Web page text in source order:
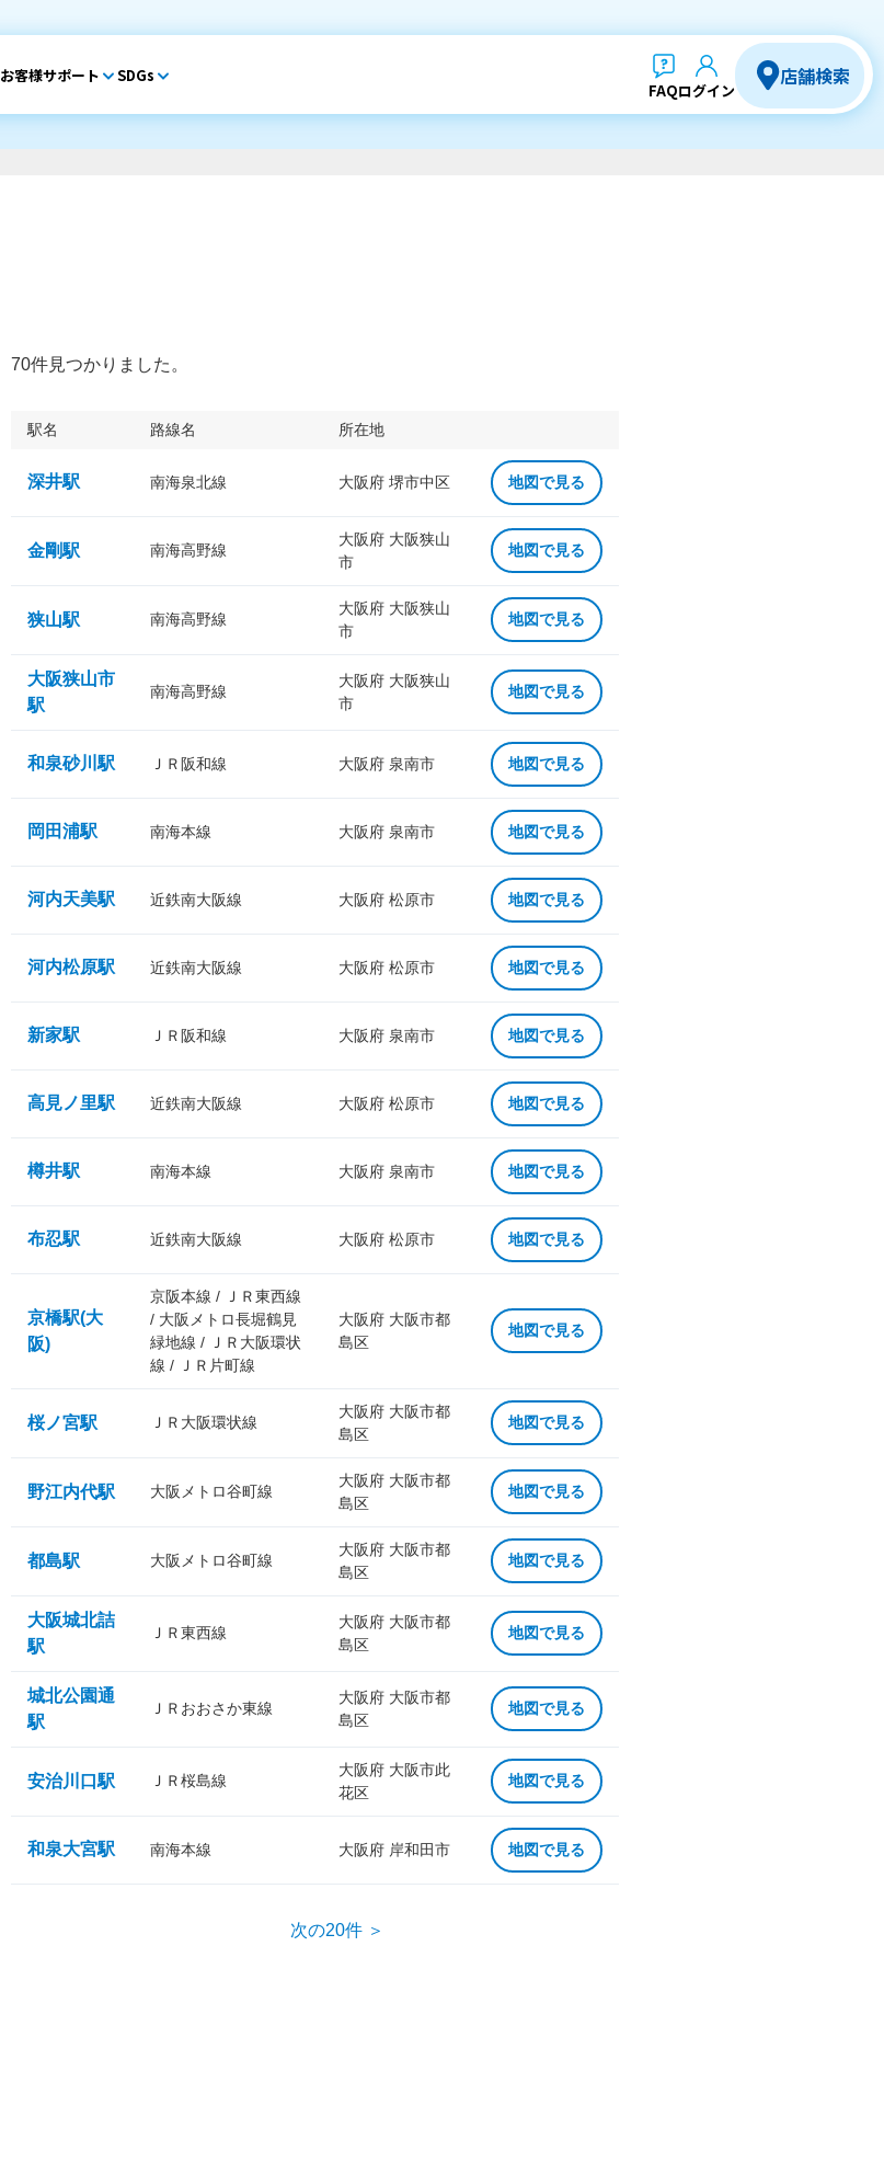
お客様サポート SDGs
FAQログイン
店舗検索
70件見つかりました。
駅名 路線名 所在地
深井駅 南海泉北線 大阪府 堺市中区 地図で見る
金剛駅 南海高野線
大阪府 大阪狭山
市
地図で見る
狭山駅 南海高野線
大阪府 大阪狭山
市
地図で見る
大阪狭山市
駅
南海高野線
大阪府 大阪狭山
市
地図で見る
和泉砂川駅 ＪＲ阪和線 大阪府 泉南市 地図で見る
岡田浦駅 南海本線 大阪府 泉南市 地図で見る
河内天美駅 近鉄南大阪線 大阪府 松原市 地図で見る
河内松原駅 近鉄南大阪線 大阪府 松原市 地図で見る
新家駅 ＪＲ阪和線 大阪府 泉南市 地図で見る
高見ノ里駅 近鉄南大阪線 大阪府 松原市 地図で見る
樽井駅 南海本線 大阪府 泉南市 地図で見る
布忍駅 近鉄南大阪線 大阪府 松原市 地図で見る
京橋駅(大
阪)
京阪本線 / ＪＲ東西線
/ 大阪メトロ長堀鶴見
緑地線 / ＪＲ大阪環状
線 / ＪＲ片町線
大阪府 大阪市都
島区
地図で見る
桜ノ宮駅 ＪＲ大阪環状線
大阪府 大阪市都
島区
地図で見る
野江内代駅 大阪メトロ谷町線
大阪府 大阪市都
島区
地図で見る
都島駅 大阪メトロ谷町線
大阪府 大阪市都
島区
地図で見る
大阪城北詰
駅
ＪＲ東西線
大阪府 大阪市都
島区
地図で見る
城北公園通
駅
ＪＲおおさか東線
大阪府 大阪市都
島区
地図で見る
安治川口駅 ＪＲ桜島線
大阪府 大阪市此
花区
地図で見る
和泉大宮駅 南海本線 大阪府 岸和田市 地図で見る
次の20件 ＞